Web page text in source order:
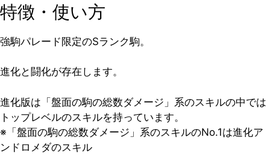
特徴・使い方
強駒パレード限定のSランク駒。
進化と闘化が存在します。
進化版は「盤面の駒の総数ダメージ」系のスキルの中では
トップレベルのスキルを持っています。
※「盤面の駒の総数ダメージ」系のスキルのNo.1は進化ア
ンドロメダのスキル